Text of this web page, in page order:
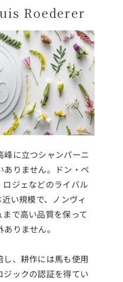
Roederer
峰に立つシャンパーニ
ありません。ドン・ペ
ロジェなどのライバル
い規模で、ノンヴィ
で高い品質を保って
りません。
、耕作には馬も使用
ジックの認証を得てい